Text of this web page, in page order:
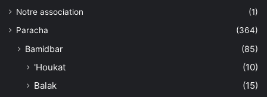
Notre association
(1)
Paracha
(364)
Bamidbar (85)
'Houkat
(10)
Balak
(15)